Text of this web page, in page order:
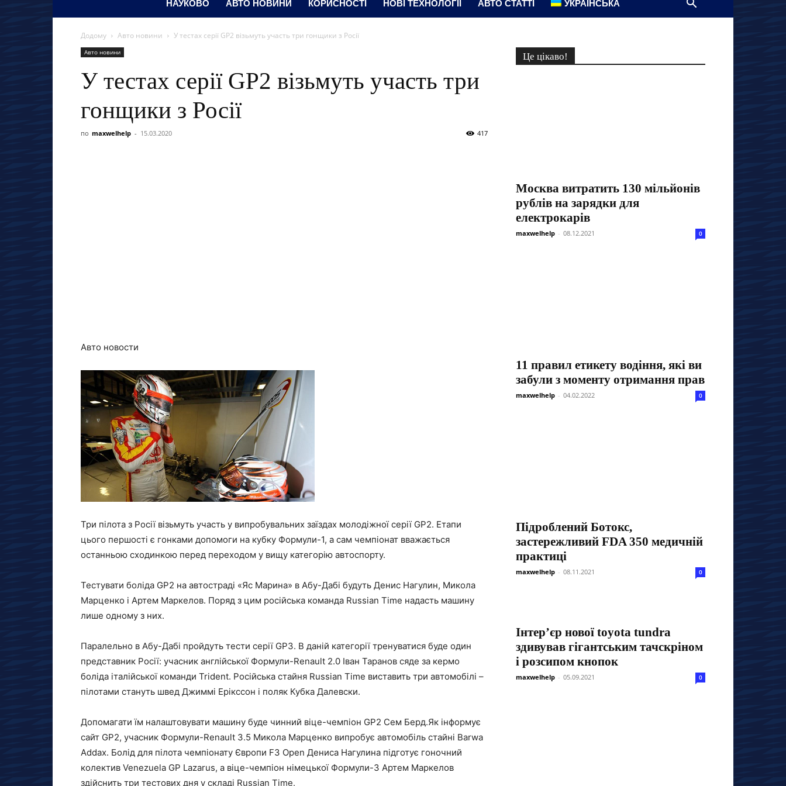
НАУКОВО АВТО НОВИНИ КОРИСНОСТІ НОВІ ТЕХНОЛОГІЇ АВТО СТАТТІ УКРАЇНСЬКА
Додому Авто новини У тестах серії GP2 візьмуть участь три гонщики з Росії
Авто новини
У тестах серії GP2 візьмуть участь три
гонщики з Росії
по maxwelhelp - 15.03.2020 417
Авто новости
Три пілота з Росії візьмуть участь у випробувальних заїздах молодіжної серії GP2. Етапи
цього першості є гонками допомоги на кубку Формули-1, а сам чемпіонат вважається
останньою сходинкою перед переходом у вищу категорію автоспорту.
Тестувати боліда GP2 на автостраді «Яс Марина» в Абу-Дабі будуть Денис Нагулин, Микола
Марценко і Артем Маркелов. Поряд з цим російська команда Russian Time надасть машину
лише одному з них.
Паралельно в Абу-Дабі пройдуть тести серії GP3. В даній категорії тренуватися буде один
представник Росії: учасник англійської Формули-Renault 2.0 Іван Таранов сяде за кермо
боліда італійської команди Trident. Російська стайня Russian Time виставить три автомобілі –
пілотами стануть швед Джиммі Ерікссон і поляк Кубка Далевски.
Допомагати їм налаштовувати машину буде чинний віце-чемпіон GP2 Сем Берд.Як інформує
сайт GP2, учасник Формули-Renault 3.5 Микола Марценко випробує автомобіль стайні Barwa
Addax. Болід для пілота чемпіонату Європи F3 Open Дениса Нагулина підготує гоночний
колектив Venezuela GP Lazarus, а віце-чемпіон німецької Формули-3 Артем Маркелов
здійснить три тестових дня у складі Russian Time.
Це цікаво!
Москва витратить 130 мільйонів
рублів на зарядки для
електрокарів
maxwelhelp - 08.12.2021 0
11 правил етикету водіння, які ви
забули з моменту отримання прав
maxwelhelp - 04.02.2022 0
Підроблений Ботокс,
застережливий FDA 350 медичній
практиці
maxwelhelp - 08.11.2021 0
Інтер’єр нової toyota tundra
здивував гігантським тачскріном
і розсипом кнопок
maxwelhelp - 05.09.2021 0